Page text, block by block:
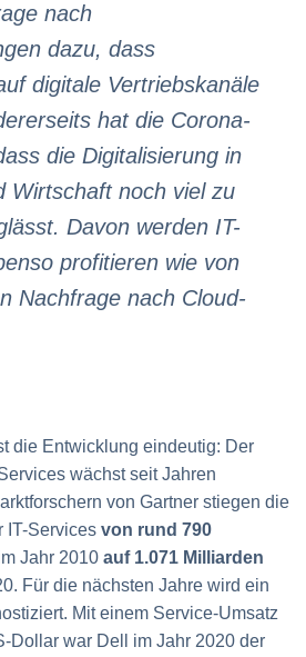
nach
dazu, dass
digitale Vertriebskanäle
hat die Corona-
die Digitalisierung in
Wirtschaft noch viel zu
Davon werden IT-
profitieren wie von
Nachfrage nach Cloud-
die Entwicklung eindeutig: Der
wächst seit Jahren
von Gartner stiegen die
IT-Services von rund 790
Jahr 2010 auf 1.071 Milliarden
Für die nächsten Jahre wird ein
Mit einem Service-Umsatz
Dollar war Dell im Jahr 2020 der